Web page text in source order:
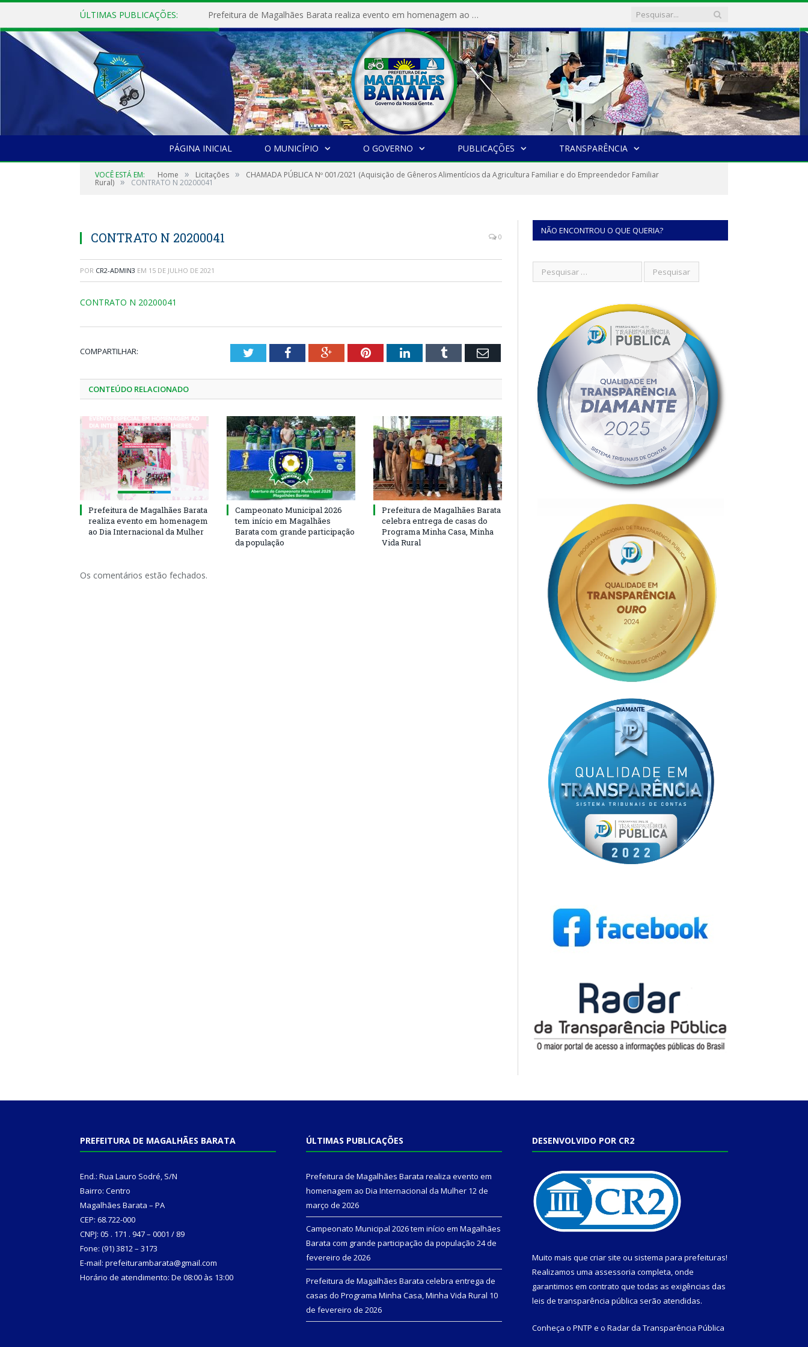
ÚLTIMAS PUBLICAÇÕES: Prefeitura de Magalhães Barata realiza evento em homenagem ao Dia Internacional da Mulher
PÁGINA INICIAL O MUNICÍPIO O GOVERNO PUBLICAÇÕES TRANSPARÊNCIA
VOCÊ ESTÁ EM: Home » Licitações » CHAMADA PÚBLICA Nº 001/2021 (Aquisição de Gêneros Alimentícios da Agricultura Familiar e do Empreendedor Familiar
Rural) » CONTRATO N 20200041
CONTRATO N 20200041 0
POR CR2-ADMIN3 EM 15 DE JULHO DE 2021
CONTRATO N 20200041
COMPARTILHAR: TwitterFacebookGoogle+PinterestLinkedInTumblr Email
CONTEÚDO RELACIONADO
Prefeitura de Magalhães Barata
realiza evento em homenagem
ao Dia Internacional da Mulher
Campeonato Municipal 2026
tem início em Magalhães
Barata com grande participação
da população
Prefeitura de Magalhães Barata
celebra entrega de casas do
Programa Minha Casa, Minha
Vida Rural
Os comentários estão fechados.
NÃO ENCONTROU O QUE QUERIA?
PREFEITURA DE MAGALHÃES BARATA
End.: Rua Lauro Sodré, S/N
Bairro: Centro
Magalhães Barata – PA
CEP: 68.722-000
CNPJ: 05 . 171 . 947 – 0001 / 89
Fone: (91) 3812 – 3173
E-mail: prefeiturambarata@gmail.com
Horário de atendimento: De 08:00 às 13:00
ÚLTIMAS PUBLICAÇÕES
Prefeitura de Magalhães Barata realiza evento em
homenagem ao Dia Internacional da Mulher 12 de
março de 2026
Campeonato Municipal 2026 tem início em Magalhães
Barata com grande participação da população 24 de
fevereiro de 2026
Prefeitura de Magalhães Barata celebra entrega de
casas do Programa Minha Casa, Minha Vida Rural 10
de fevereiro de 2026
DESENVOLVIDO POR CR2
Muito mais que criar site ou sistema para prefeituras!
Realizamos uma assessoria completa, onde
garantimos em contrato que todas as exigências das
leis de transparência pública serão atendidas.
Conheça o PNTP e o Radar da Transparência Pública